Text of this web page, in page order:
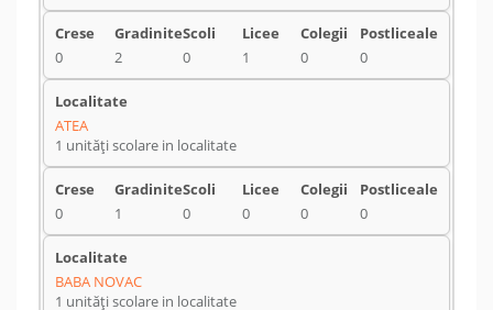
0 2 0 1 0 0
ATEA
1 unități scolare in localitate
0 1 0 0 0 0
BABA NOVAC
1 unități scolare in localitate